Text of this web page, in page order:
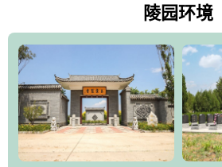
而成，宛如一把太师椅，呈坐南朝北向，
环绕挡住了外界的风吹，流动的生气遇到
符合山环水抱，藏风纳气的要求。中华永
势如宏，是华北地区最大的平川式墓园，
体吸取现代园林艺术之精华
陵园环境